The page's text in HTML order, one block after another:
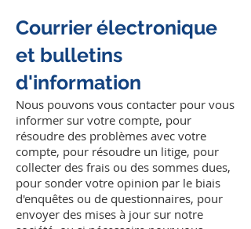
Courrier électronique
et bulletins
d'information
Nous pouvons vous contacter pour vous
informer sur votre compte, pour
résoudre des problèmes avec votre
compte, pour résoudre un litige, pour
collecter des frais ou des sommes dues,
pour sonder votre opinion par le biais
d'enquêtes ou de questionnaires, pour
envoyer des mises à jour sur notre